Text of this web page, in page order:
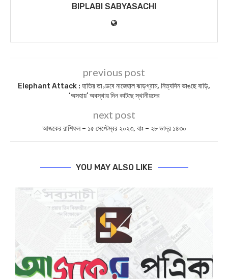
BIPLABI SABYASACHI
previous post
Elephant Attack : হাতির তাণ্ডবে নাজেহাল ঝাড়গ্রাম, নিত্যদিন ভাঙছে বাড়ি,
‘অসহায়’ অবস্থায় দিন কাটছে স্থানীয়দের
next post
আজকের রাশিফল – ১৫ সেপ্টেম্বর ২০২৩, বাঃ – ২৮ ভাদ্র ১৪৩০
YOU MAY ALSO LIKE